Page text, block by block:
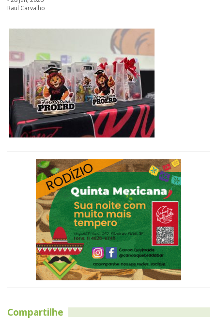
Raul Carvalho
Compartilhe